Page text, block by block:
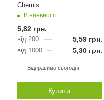
Chemis
В наявності
5,82 грн.
від 200 5,59грн.
від 1000 5,30грн.
Відправимо сьогодні
Купити